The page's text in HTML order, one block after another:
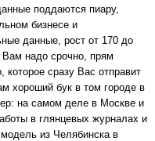
поддаются пиару,
бизнесе и
данные, рост от 170 до
надо срочно, прям
которое сразу Вас отправит
хороший бук в том городе в
на самом деле в Москве и
в глянцевых журналах и
из Челябинска в